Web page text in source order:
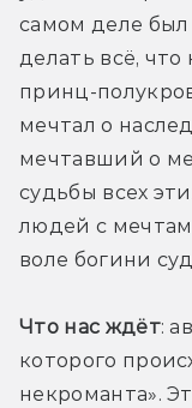
самом деле был
делать всё,
принц-
мечтал о
мечтавший о
судьбы всех
людей с
воле богини
Что нас ждёт:
которого
некроманта».